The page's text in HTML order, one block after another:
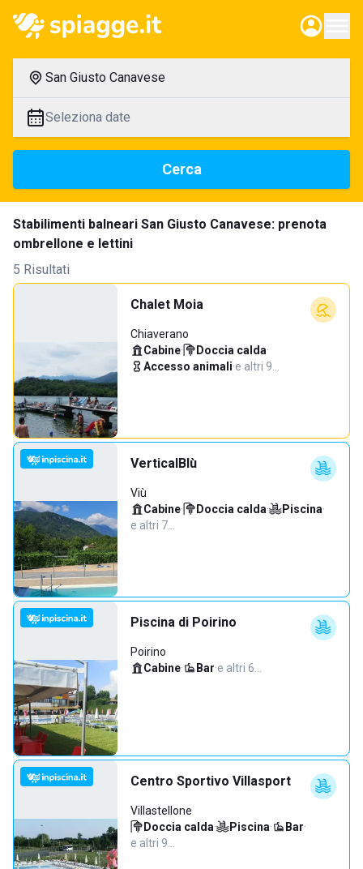
San Giusto Canavese
Seleziona date
Cerca
Stabilimenti balneari San Giusto Canavese: prenota
ombrellone e lettini
5 Risultati
Chalet Moia
Chiaverano
Cabine· Doccia calda·
Accesso animali·e altri 9…
VerticalBlù
Viù
Cabine· Doccia calda· Piscina·
e altri 7…
Piscina di Poirino
Poirino
Cabine· Bar·e altri 6…
Centro Sportivo Villasport
Villastellone
Doccia calda· Piscina· Bar·
e altri 9…